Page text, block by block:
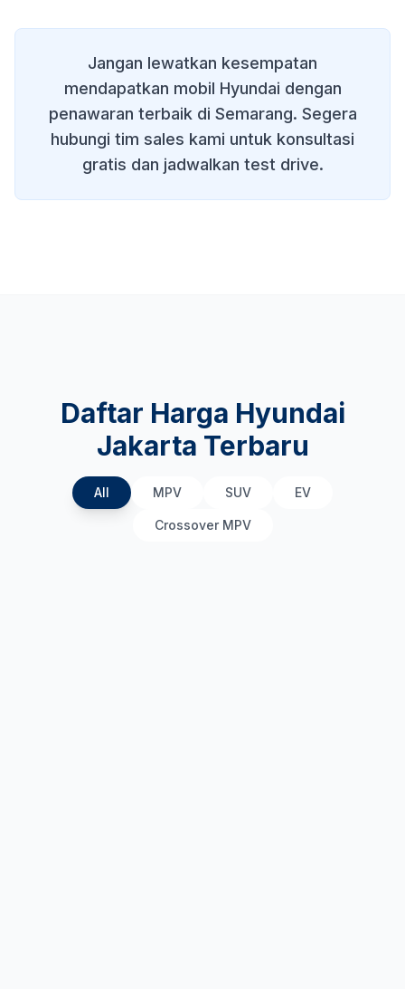
Jangan lewatkan kesempatan
mendapatkan mobil Hyundai dengan
penawaran terbaik di Semarang. Segera
hubungi tim sales kami untuk konsultasi
gratis dan jadwalkan test drive.
Daftar Harga Hyundai
Jakarta Terbaru
All MPV SUV EV
Crossover MPV